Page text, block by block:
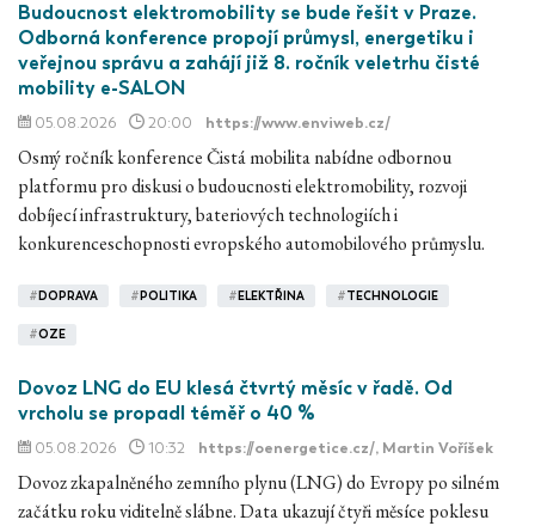
Budoucnost elektromobility se bude řešit v Praze.
Odborná konference propojí průmysl, energetiku i
veřejnou správu a zahájí již 8. ročník veletrhu čisté
mobility e-SALON
05.08.2026 20:00 https://www.enviweb.cz/
Osmý ročník konference Čistá mobilita nabídne odbornou
platformu pro diskusi o budoucnosti elektromobility, rozvoji
dobíjecí infrastruktury, bateriových technologiích i
konkurenceschopnosti evropského automobilového průmyslu.
# DOPRAVA # POLITIKA # ELEKTŘINA #TECHNOLOGIE
#OZE
Dovoz LNG do EU klesá čtvrtý měsíc v řadě. Od
vrcholu se propadl téměř o 40 %
05.08.2026 10:32 https://oenergetice.cz/, Martin Voříšek
Dovoz zkapalněného zemního plynu (LNG) do Evropy po silném
začátku roku viditelně slábne. Data ukazují čtyři měsíce poklesu